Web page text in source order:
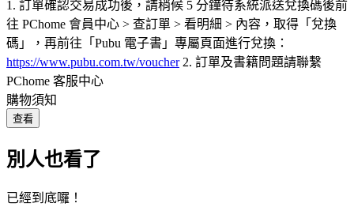
1. 訂單確認交易成功後，請稍候 5 分鐘待系統派送兌換碼後前
往 PChome 會員中心 > 查訂單 > 看明細 > 內容，取得「兌換
碼」，再前往「Pubu 電子書」專屬頁面進行兌換：
https://www.pubu.com.tw/voucher2. 訂單及書籍問題請聯繫
PChome 客服中心
購物須知
查看
別人也看了
已經到底囉！